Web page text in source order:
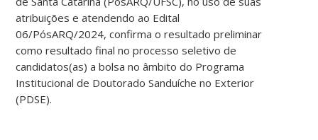
atribuições e atendendo ao Edital
06/PósARQ/2024, confirma o resultado preliminar
como resultado final no processo seletivo de
candidatos(as) a bolsa no âmbito do Programa
Institucional de Doutorado Sanduíche no Exterior
(PDSE).